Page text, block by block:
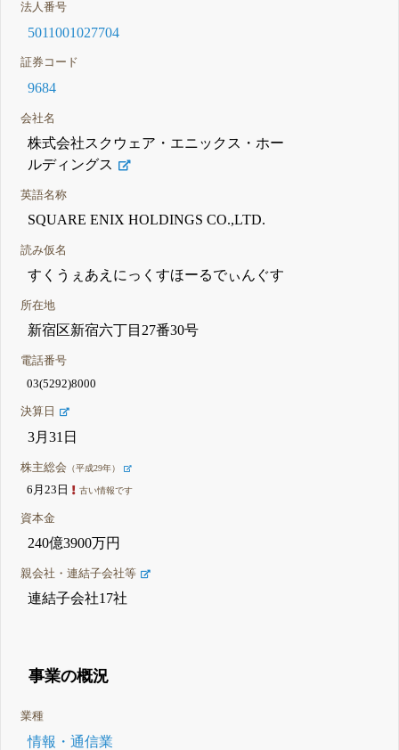
法人番号
5011001027704
証券コード
9684
会社名
株式会社スクウェア・エニックス・ホー
ルディングス
英語名称
SQUARE ENIX HOLDINGS CO.,LTD.
読み仮名
すくうぇあえにっくすほーるでぃんぐす
所在地
新宿区新宿六丁目27番30号
電話番号
03(5292)8000
決算日
3月31日
株主総会 （平成29年）
6月23日 古い情報です
資本金
240億3900万円
親会社・連結子会社等
連結子会社17社
事業の概況
業種
情報・通信業